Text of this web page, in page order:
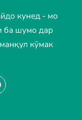
кунед - мо
ба шумо дар
кӯмак